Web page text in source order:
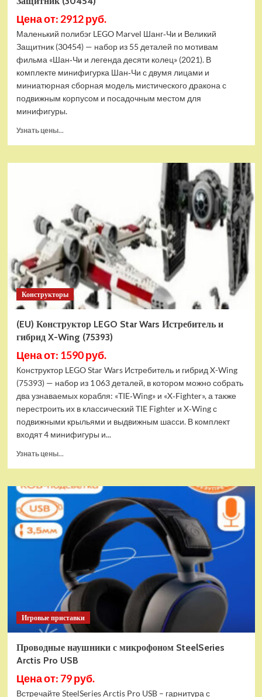
Цена от: 2912 руб.
Маленький полибэг LEGO Marvel Шанг‑Чи и Великий
Защитник (30454) — набор из 55 деталей по мотивам
фильма «Шан‑Чи и легенда десяти колец» (2021). В
комплекте минифигурка Шан‑Чи с двумя лицами и
миниатюрная сборная модель мистического дракона с
подвижным корпусом и посадочным местом для
минифигуры.
Узнать цены...
(EU)
Шанг-
Чи
и
Великий
Защитник
(30454)
Конструкторы
(EU) Конструктор LEGO Star Wars Истребитель и
гибрид X-Wing (75393)
Цена от: 1590 руб.
Конструктор LEGO Star Wars Истребитель и гибрид X-Wing
(75393) — набор из 1 063 деталей, в котором можно собрать
два узнаваемых корабля: «TIE‑Wing» и «X‑Fighter», а также
перестроить их в классический TIE Fighter и X‑Wing с
подвижными крыльями и выдвижным шасси. В комплект
входят 4 минифигуры и...
Узнать цены...
(EU)
Конструктор
LEGO
Star
Wars
Истребитель
и
гибрид
X-
Wing
(75393)
Игровые приставки
Проводные наушники с микрофоном SteelSeries
Arctis Pro USB
Цена от: 79 руб.
Встречайте SteelSeries Arctis Pro USB – гарнитура с